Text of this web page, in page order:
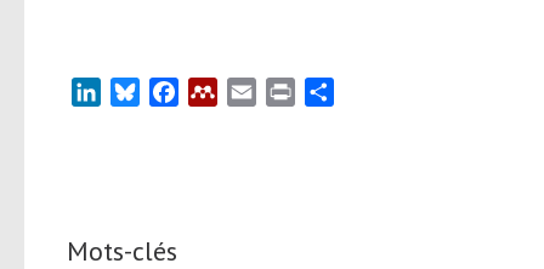
LinkedInBlueskyFacebookMendeley
Email Print
Mots-clés